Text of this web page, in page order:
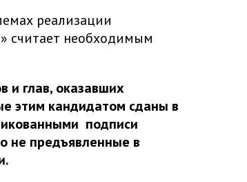
реализации
считает необходимым
и глав, оказавших
этим кандидатом сданы в
подписи
не предъявленные в